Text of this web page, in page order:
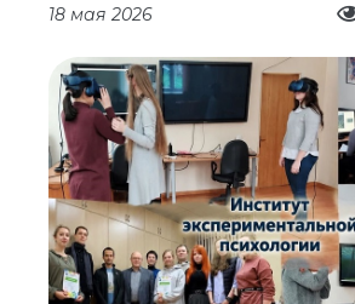
18 мая 2026